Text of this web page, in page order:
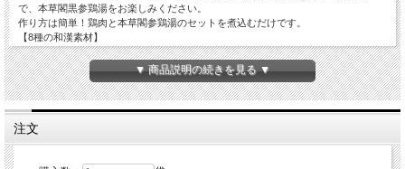
で、本草閣黒参鶏湯をお楽しみください。
作り方は簡単！鶏肉と本草閣参鶏湯のセットを煮込むだけです。
【8種の和漢素材】
高麗黒人参六年根
なつめ
はとむぎ
松の実
枸杞の実
舞茸
金時生姜
▼ 商品説明の続きを見る ▼
注文